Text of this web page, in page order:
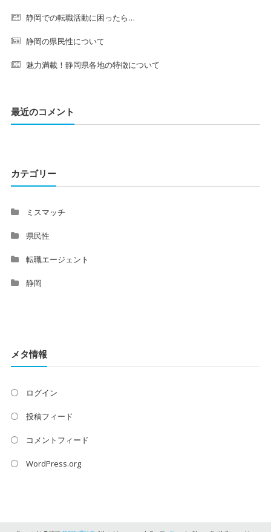
静岡での転職活動に困ったら…
静岡の県民性について
魅力満載！静岡県各地の特徴について
最近のコメント
カテゴリー
ミスマッチ
県民性
転職エージェント
静岡
メタ情報
ログイン
投稿フィード
コメントフィード
WordPress.org